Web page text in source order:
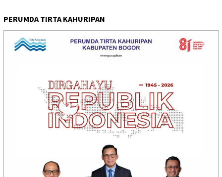
PERUMDA TIRTA KAHURIPAN